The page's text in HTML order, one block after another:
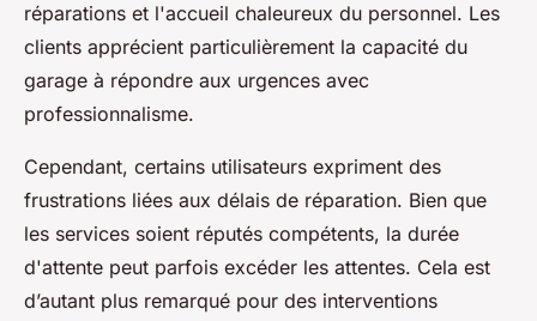
réparations et l'accueil chaleureux du personnel. Les
clients apprécient particulièrement la capacité du
garage à répondre aux urgences avec
professionnalisme.
Cependant, certains utilisateurs expriment des
frustrations liées aux délais de réparation. Bien que
les services soient réputés compétents, la durée
d'attente peut parfois excéder les attentes. Cela est
d’autant plus remarqué pour des interventions